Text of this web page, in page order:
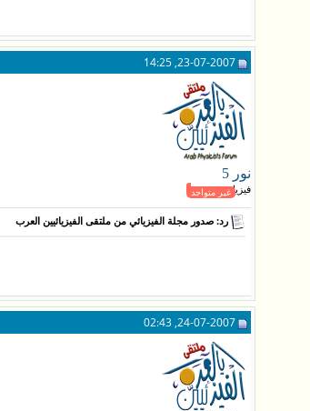
نور 5
غير متواجد
فيزيائي عبقري
رد: صدور مجلة الفيزيائي من ملتقى الفيزيائيين العرب